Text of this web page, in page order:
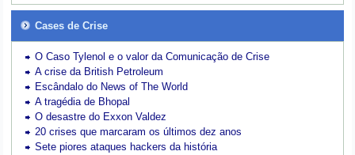
Cases de Crise
O Caso Tylenol e o valor da Comunicação de Crise
A crise da British Petroleum
Escândalo do News of The World
A tragédia de Bhopal
O desastre do Exxon Valdez
20 crises que marcaram os últimos dez anos
Sete piores ataques hackers da história